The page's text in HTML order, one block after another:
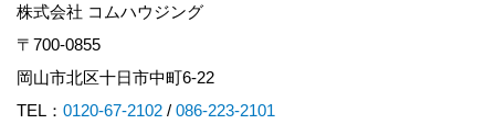
株式会社 コムハウジング
〒700-0855
岡山市北区十日市中町6-22
TEL： 0120-67-2102 / 086-223-2101